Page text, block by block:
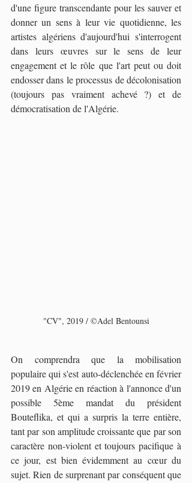
d'une figure transcendante pour les sauver et
donner un sens à leur vie quotidienne, les
artistes algériens d'aujourd'hui s'interrogent
dans leurs œuvres sur le sens de leur
engagement et le rôle que l'art peut ou doit
endosser dans le processus de décolonisation
(toujours pas vraiment achevé ?) et de
démocratisation de l'Algérie.
"CV", 2019 / ©Adel Bentounsi
On comprendra que la mobilisation
populaire qui s'est auto-déclenchée en février
2019 en Algérie en réaction à l'annonce d'un
possible 5ème mandat du président
Bouteflika, et qui a surpris la terre entière,
tant par son amplitude croissante que par son
caractère non-violent et toujours pacifique à
ce jour, est bien évidemment au cœur du
sujet. Rien de surprenant par conséquent que